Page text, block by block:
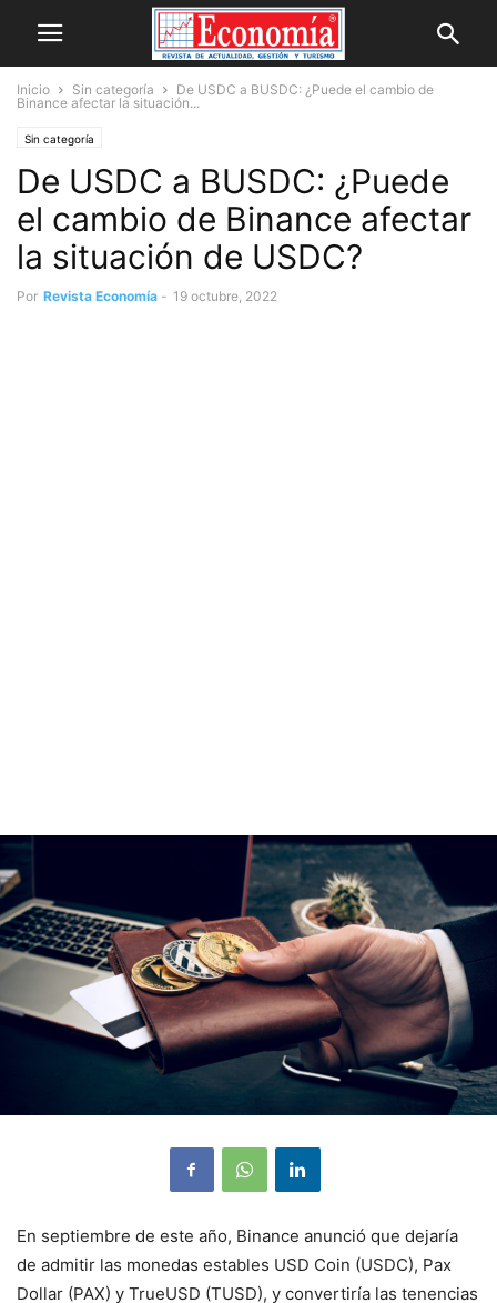
Inicio Sin categoría
De USDC a BUSDC: ¿Puede el cambio de
Binance afectar la situación...
Sin categoría
De USDC a BUSDC: ¿Puede
el cambio de Binance afectar
la situación de USDC?
Por Revista Economía - 19 octubre, 2022
En septiembre de este año, Binance anunció que dejaría
de admitir las monedas estables USD Coin (USDC), Pax
Dollar (PAX) y TrueUSD (TUSD), y convertiría las tenencias